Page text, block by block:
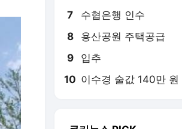
7 수협은행 인수
8 용산공원 주택공급
9 입추
10 이수경 술값 140만 원